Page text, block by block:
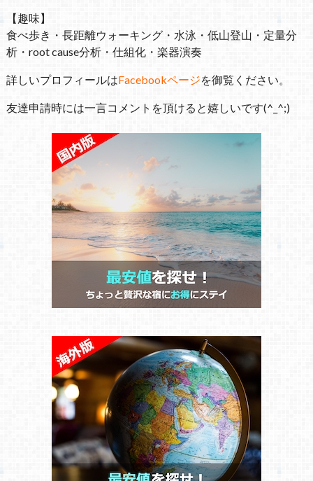
【趣味】
食べ歩き・長距離ウォーキング・水泳・低山登山・定量分
析・root cause分析・仕組化・楽器演奏
詳しいプロフィールはFacebookページを御覧ください。
友達申請時には一言コメントを頂けると嬉しいです(^_^;)